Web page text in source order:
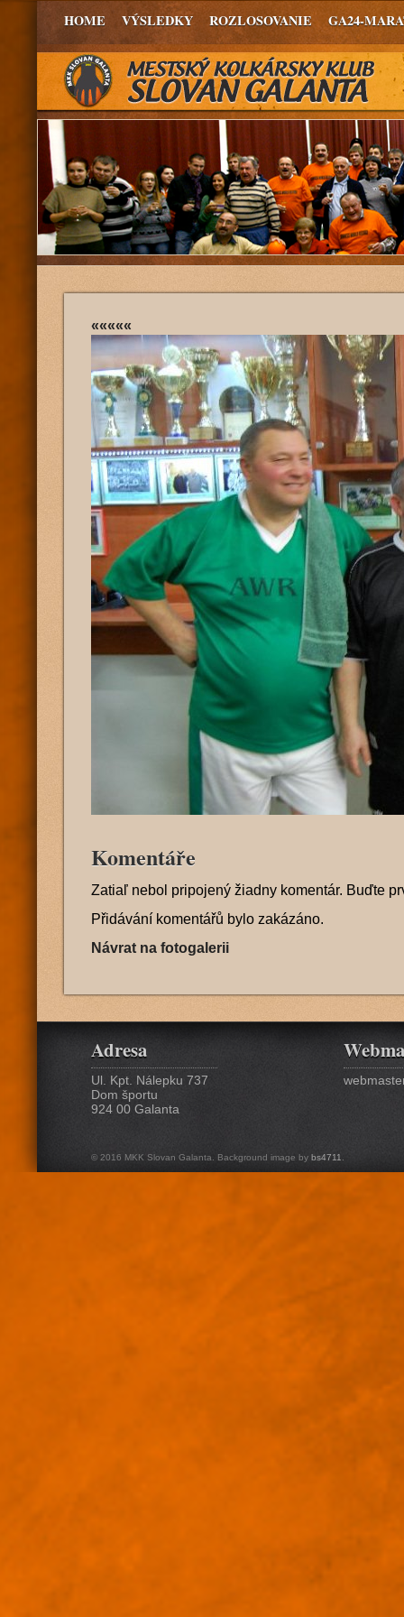
HOME VÝSLEDKY ROZLOSOVANIE GA24-
«««««
Komentáře
Zatiaľ nebol pripojený žiadny komentár. Buďte
Přidávání komentářů bylo zakázáno.
Návrat na fotogalerii
Adresa
Ul. Kpt. Nálepku 737
Dom športu
924 00 Galanta
© 2016 MKK Slovan Galanta. Background image by bs4711